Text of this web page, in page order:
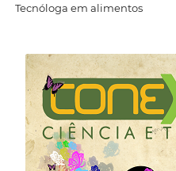
Tecnóloga em alimentos